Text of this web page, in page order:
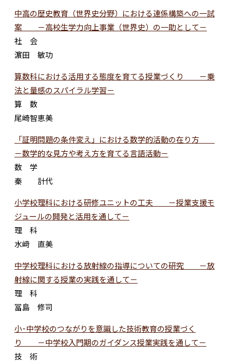
中高の歴史教育（世界史分野）における連係構築への一試
案 －高校生学力向上事業（世界史）の一助として－
社 会
濵田 敏功
算数科における活用する態度を育てる授業づくり －乗
法と量感のスパイラル学習－
算 数
尾崎智恵美
「証明問題の条件変え」における数学的活動の在り方
－数学的な見方や考え方を育てる言語活動－
数 学
秦 計代
小学校理科における研修ユニットの工夫 －授業支援モ
ジュールの開発と活用を通して－
理 科
水﨑 直美
中学校理科における放射線の指導についての研究 －放
射線に関する授業の実践を通して－
理 科
冨島 修司
小･中学校のつながりを意識した技術教育の授業づく
り －中学校入門期のガイダンス授業実践を通して－
技 術